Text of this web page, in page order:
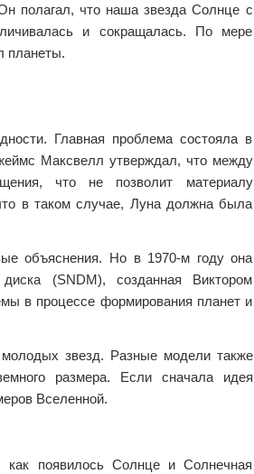
полагал, что наша звезда Солнце с
и сокращалась. По мере
планеты.
Главная проблема состояла в
Максвелл утверждал, что между
что не позволит материалу
в таком случае, Луна должна была
объяснения. Но в 1970-м году она
(SNDM), созданная Виктором
в процессе формирования планет и
молодых звезд. Разные модели также
размера. Если сначала идея
Вселенной.
как появилось Солнце и Солнечная